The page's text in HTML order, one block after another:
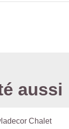
aussi